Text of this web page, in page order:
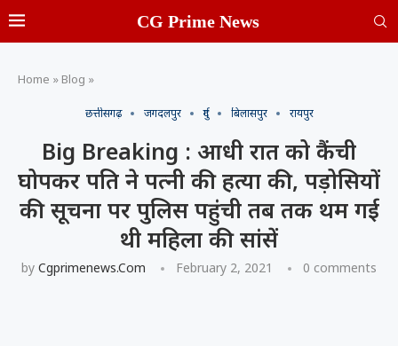
CG Prime News
Home » Blog »
छत्तीसगढ़ जगदलपुर दुर्ग बिलासपुर रायपुर
Big Breaking : आधी रात को कैंची
घोपकर पति ने पत्नी की हत्या की, पड़ोसियों
की सूचना पर पुलिस पहुंची तब तक थम गई
थी महिला की सांसें
by Cgprimenews.com February 2, 2021 0 comments